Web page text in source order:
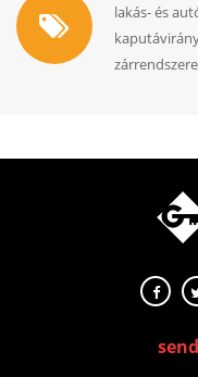
lakás- és